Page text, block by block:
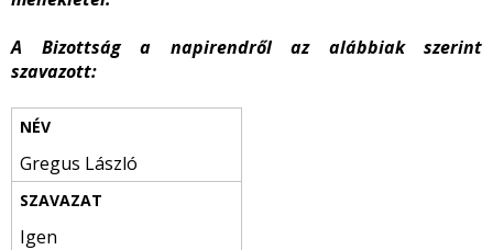
A Bizottság a napirendről az alábbiak szerint
szavazott:
Gregus László
Igen